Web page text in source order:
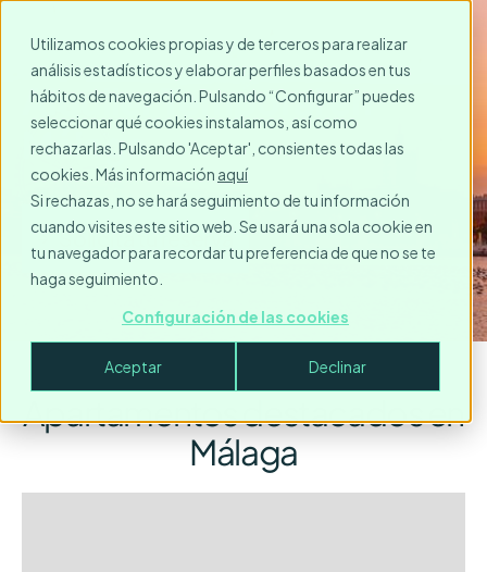
Utilizamos cookies propias y de terceros para realizar
análisis estadísticos y elaborar perfiles basados en tus
hábitos de navegación. Pulsando “Configurar” puedes
seleccionar qué cookies instalamos, así como
rechazarlas. Pulsando 'Aceptar', consientes todas las
cookies. Más información aquí
Si rechazas, no se hará seguimiento de tu información
cuando visites este sitio web. Se usará una sola cookie en
tu navegador para recordar tu preferencia de que no se te
haga seguimiento.
Configuración de las cookies
Aceptar Declinar
Alquiler Temporal en
Málaga
Solicita tu reserva
Apartamentos destacados en
Málaga